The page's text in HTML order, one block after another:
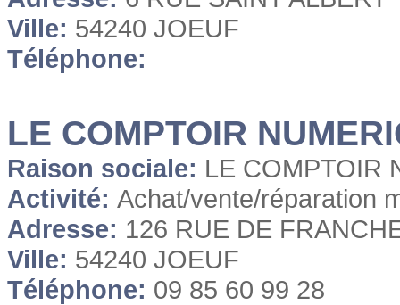
Ville: 54240 JOEUF
Téléphone:
LE COMPTOIR
Raison sociale: LE COMPTOIR
Activité: Achat/vente/réparation
Adresse: 126 RUE DE
Ville: 54240 JOEUF
Téléphone: 09 85 60 99 28